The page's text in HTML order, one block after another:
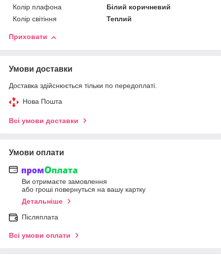
Колір плафона
Білий коричневий
Колір світіння
Теплий
Приховати
Умови доставки
Доставка здійснюється тільки по передоплаті.
Нова Пошта
Всі умови доставки
Умови оплати
Ви отримаєте замовлення
або гроші повернуться на вашу картку
Детальніше
Післяплата
Всі умови оплати